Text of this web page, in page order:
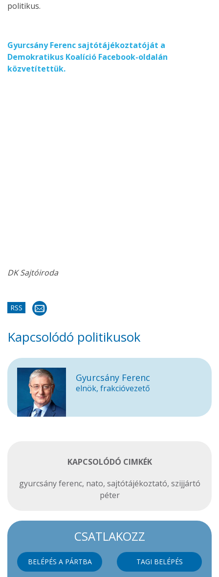
politikus.
Gyurcsány Ferenc sajtótájékoztatóját a
Demokratikus Koalíció Facebook-oldalán
közvetítettük.
DK Sajtóiroda
RSS
Kapcsolódó politikusok
Gyurcsány Ferenc
elnök, frakcióvezető
KAPCSOLÓDÓ CIMKÉK
gyurcsány ferenc, nato, sajtótájékoztató, szijjártó
péter
CSATLAKOZZ
BELÉPÉS A PÁRTBA TAGI BELÉPÉS